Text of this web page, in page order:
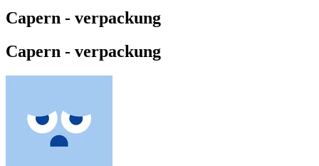
Capern - verpackung
Capern - verpackung